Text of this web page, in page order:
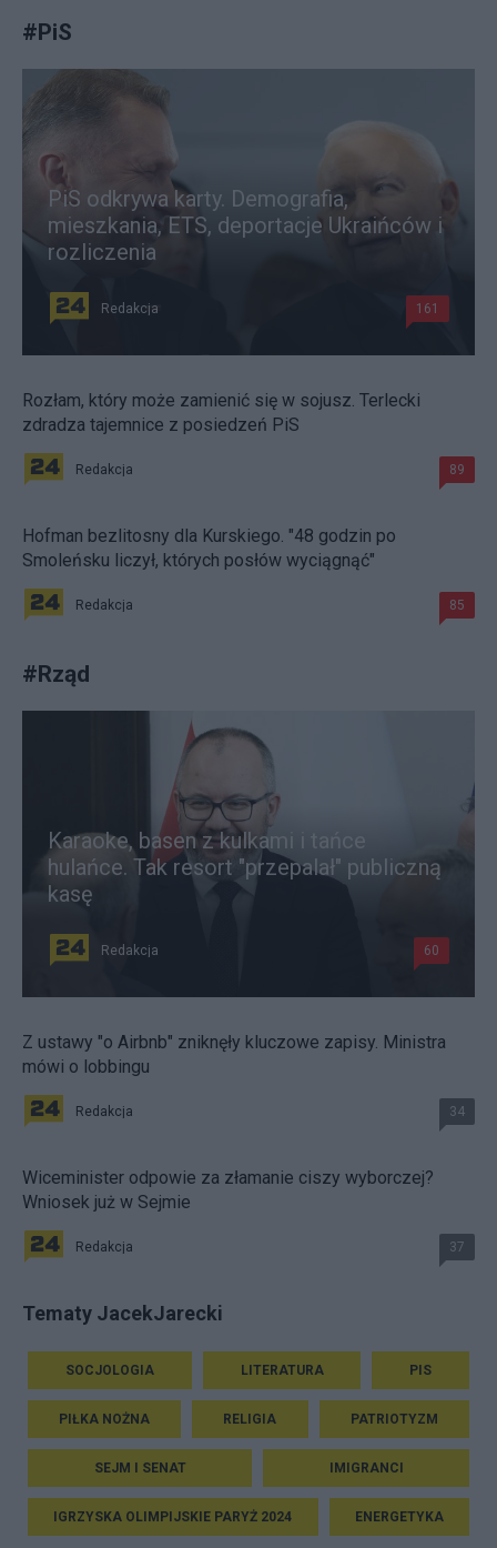
#PiS
PiS odkrywa karty. Demografia,
mieszkania, ETS, deportacje Ukraińców i
rozliczenia
Redakcja 161
Rozłam, który może zamienić się w sojusz. Terlecki
zdradza tajemnice z posiedzeń PiS
Redakcja 89
Hofman bezlitosny dla Kurskiego. "48 godzin po
Smoleńsku liczył, których posłów wyciągnąć"
Redakcja 85
#Rząd
Karaoke, basen z kulkami i tańce
hulańce. Tak resort "przepalał" publiczną
kasę
Redakcja 60
Z ustawy "o Airbnb" zniknęły kluczowe zapisy. Ministra
mówi o lobbingu
Redakcja 34
Wiceminister odpowie za złamanie ciszy wyborczej?
Wniosek już w Sejmie
Redakcja 37
Tematy JacekJarecki
SOCJOLOGIA LITERATURA PIS
PIŁKA NOŻNA RELIGIA PATRIOTYZM
SEJM I SENAT IMIGRANCI
IGRZYSKA OLIMPIJSKIE PARYŻ 2024 ENERGETYKA